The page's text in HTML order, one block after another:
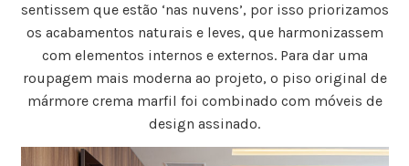
sentissem que estão ‘nas nuvens’, por isso priorizamos
os acabamentos naturais e leves, que harmonizassem
com elementos internos e externos. Para dar uma
roupagem mais moderna ao projeto, o piso original de
mármore crema marfil foi combinado com móveis de
design assinado.